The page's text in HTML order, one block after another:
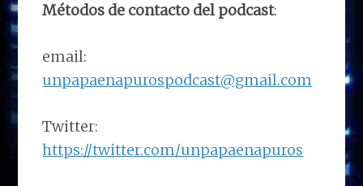
Métodos de contacto del podcast:
email:
unpapaenapurospodcast@gmail.com
Twitter:
https://twitter.com/unpapaenapuros